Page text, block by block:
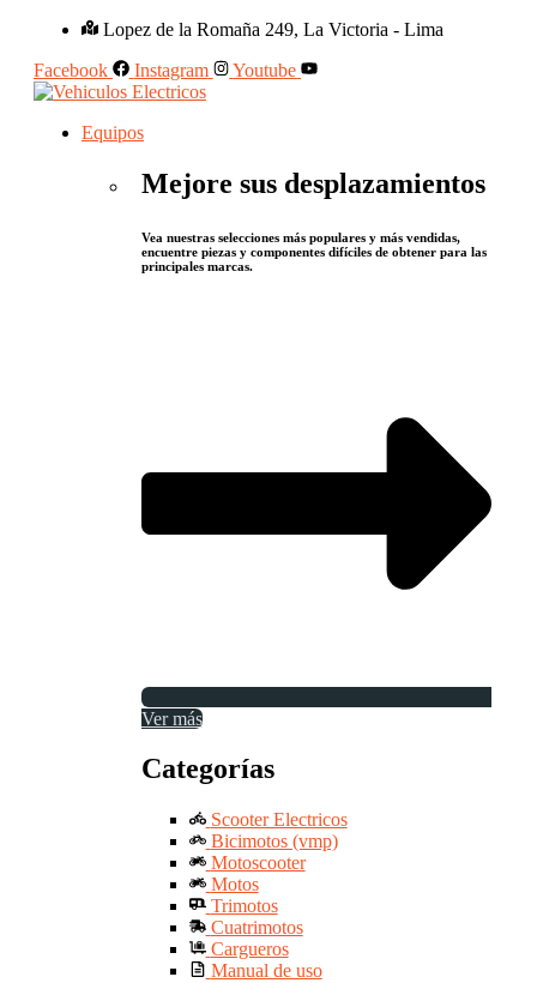
Lopez de la Romaña 249, La Victoria - Lima
Facebook
Instagram Youtube
Equipos
Mejore sus desplazamientos
Vea nuestras selecciones más populares y más vendidas,
encuentre piezas y componentes difíciles de obtener para las
principales marcas.
Ver más
Categorías
Scooter Electricos
Bicimotos (vmp)
Motoscooter
Motos
Trimotos
Cuatrimotos
Cargueros
Manual de uso